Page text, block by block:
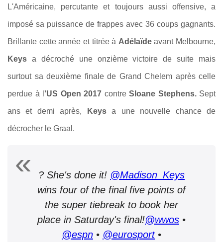
L'Américaine, percutante et toujours aussi offensive, a
imposé sa puissance de frappes avec 36 coups gagnants.
Brillante cette année et titrée à Adélaïdeavant Melbourne,
Keys a décroché une onzième victoire de suite mais
surtout sa deuxième finale de Grand Chelem après celle
perdue à l 'US Open 2017 contreSloane Stephens.Sept
ans et demi après, Keysa une nouvelle chance de
décrocher le Graal.
? She's done it! @Madison_Keys
wins four of the final five points of
the super tiebreak to book her
place in Saturday's final!@wwos •
@espn • @eurosport•